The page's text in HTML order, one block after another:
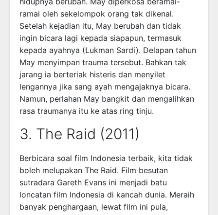
ramai oleh sekelompok orang tak dikenal.
Setelah kejadian itu, May berubah dan tidak
ingin bicara lagi kepada siapapun, termasuk
kepada ayahnya (Lukman Sardi). Delapan tahun
May menyimpan trauma tersebut. Bahkan tak
jarang ia berteriak histeris dan menyilet
lengannya jika sang ayah mengajaknya bicara.
Namun, perlahan May bangkit dan mengalihkan
rasa traumanya itu ke atas ring tinju.
3. The Raid (2011)
Berbicara soal film Indonesia terbaik, kita tidak
boleh melupakan The Raid. Film besutan
sutradara Gareth Evans ini menjadi batu
loncatan film Indonesia di kancah dunia. Meraih
banyak penghargaan, lewat film ini pula,